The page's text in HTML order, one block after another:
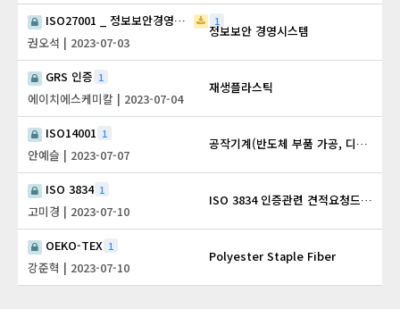
ISO27001 _ 정보보안경영시스템 1
권오석 | 2023-07-03
정보보안 경영시스템
GRS 인증 1
에이치에스케미칼 | 2023-07-04
재생플라스틱
ISO14001 1
안예슬 | 2023-07-07
공작기계(반도체 부품 가공, 디스플레이 장비 등)
ISO 3834 1
고미경 | 2023-07-10
ISO 3834 인증관련 견적요청드립니다.
OEKO-TEX 1
강준혁 | 2023-07-10
Polyester Staple Fiber